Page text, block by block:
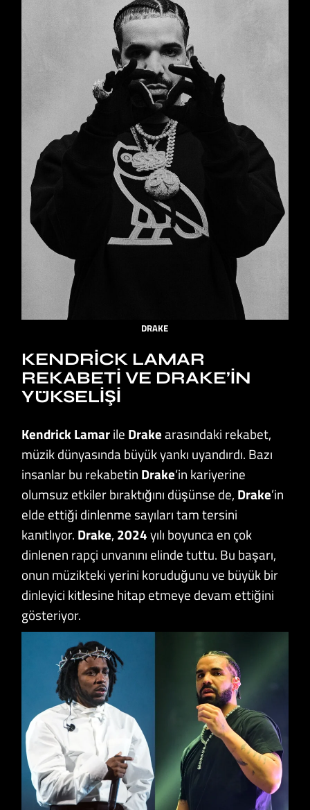
DRAKE
KENDRICK LAMAR
REKABETI VE DRAKE’IN
YÜKSELIŞI
Kendrick Lamarile Drakearasındaki rekabet,
müzik dünyasında büyük yankı uyandırdı. Bazı
insanlar bu rekabetin Drake‘in kariyerine
olumsuz etkiler bıraktığını düşünse de, Drake’in
elde ettiği dinlenme sayıları tam tersini
kanıtlıyor. Drake, 2024yılı boyunca en çok
dinlenen rapçi unvanını elinde tuttu. Bu başarı,
onun müzikteki yerini koruduğunu ve büyük bir
dinleyici kitlesine hitap etmeye devam ettiğini
gösteriyor.